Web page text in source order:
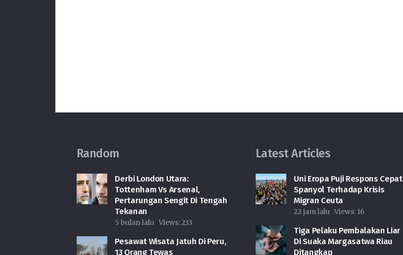
Random
Derbi London Utara:
Tottenham Vs Arsenal,
Pertarungan Sengit Di Tengah
Tekanan
5 bulan lalu Views:233
Pesawat Wisata Jatuh Di Peru,
13 Orang Tewas
Latest Articles
Uni Eropa Puji Respons Cepat
Spanyol Terhadap Krisis
Migran Ceuta
22 jam lalu Views: 16
Tiga Pelaku Pembalakan Liar
Di Suaka Margasatwa Riau
Ditangkap